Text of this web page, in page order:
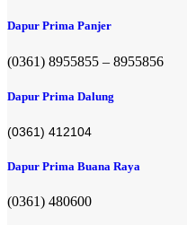
Dapur Prima Panjer
(0361) 8955855 – 8955856​
Dapur Prima Dalung
(0361) 412104
Dapur Prima Buana Raya
(0361) 480600